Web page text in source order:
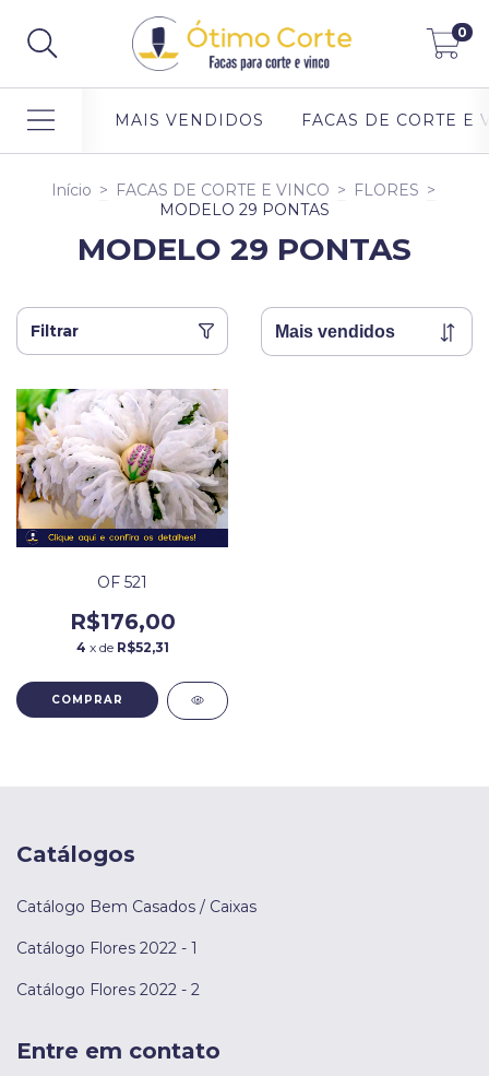
0
MAIS VENDIDOS FACAS DE CORTE E
Início > FACAS DE CORTE E VINCO > FLORES >
MODELO 29 PONTAS
MODELO 29 PONTAS
Filtrar
OF 521
R$176,00
4 x de R$52,31
Catálogos
Catálogo Bem Casados / Caixas
Catálogo Flores 2022 - 1
Catálogo Flores 2022 - 2
Entre em contato